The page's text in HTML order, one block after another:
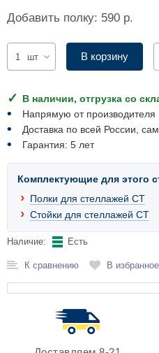
Добавить полку: 590 р.
шт В корзину
В наличии, отгрузка со
Напрямую от производителя
Доставка по всей России,
Гарантия: 5 лет
Комплектующие для этого
Полки для стеллажей СТ
Стойки для стеллажей СТ
Наличие: Есть
К сравнению В избранное